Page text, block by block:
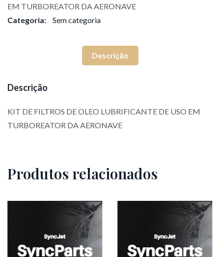
EM TURBOREATOR DA AERONAVE
Categoria:
Sem categoria
Descrição
Descrição
KIT DE FILTROS DE OLEO LUBRIFICANTE DE USO EM
TURBOREATOR DA AERONAVE
Produtos relacionados